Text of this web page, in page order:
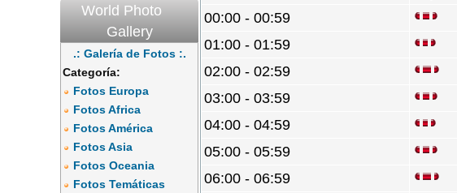
World Photo
Gallery
.: Galería de Fotos :.
Categoría:
Fotos Europa
Fotos Africa
Fotos América
Fotos Asia
Fotos Oceania
Fotos Temáticas
00:00 - 00:59
01:00 - 01:59
02:00 - 02:59
03:00 - 03:59
04:00 - 04:59
05:00 - 05:59
06:00 - 06:59